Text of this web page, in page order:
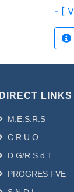
DIRECT LINKS
M.E.S.R.S
C.R.U.O
D.G/R.S.d.T
PROGRES FVE